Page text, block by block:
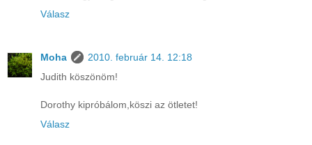
Válasz
Moha
2010. február 14. 12:18
Judith köszönöm!
Dorothy kipróbálom,köszi az ötletet!
Válasz